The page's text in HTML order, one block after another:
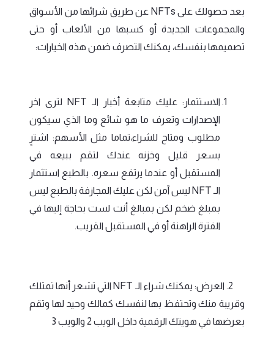
بعد حصولك على NFTs عن طريق شرائها من الأسواق
والمجموعات الجديدة أو كسبها من الألعاب أو حتى
تصميمها بنفسك، يمكنك التصرف ضمن هذه الخيارات:
الاستثمار: عليك متابعة أخبار الـ NFT لترى اخر
الإصدارات وتعرف ما هو شائع وما الذي سيكون
مطلوب ومتاح للشراء،تماما مثل الأسهم: اشترٍ
بسعر قليل وخزنه عندك لتقم ببيعه في
المستقبل أو عندما يرتفع سعره. بالطبع استثمار
الـ NFT ليس آمن لكن عليك المجازفة بالطبع ليس
بمبلغ ضخم لكن بمبالغ أنت لست بحاجة إليها في
الفترة الراهنة أو في المستقبل القريب.
2. العرض: يمكنك شراء الـ NFT التي تشعر أنها تمثلك
وقريبة منك وتحتفظ بها لنفسك كمالك وحيد لها وتقم
بعرضها في هويتك الرقمية داخل الويب 2 والويب 3